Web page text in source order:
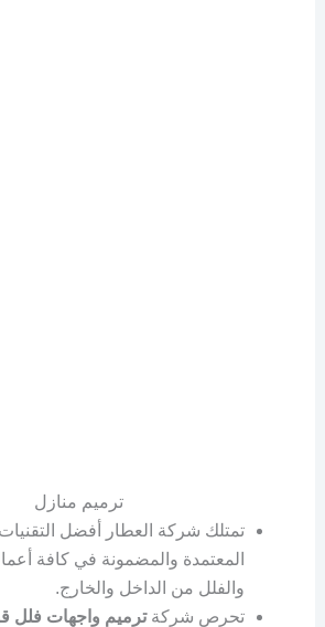
ترميم منازل
تمتلك شركة العطار أفضل التقنيات
المعتمدة والمضمونة في كافة
والفلل من الداخل والخارج.
تحرص شركةترميم واجهات فلل